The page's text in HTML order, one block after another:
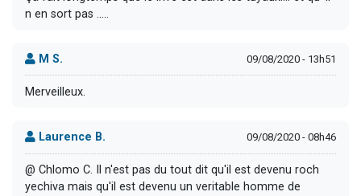
n en sort pas .....
M S. 09/08/2020 - 13h51
Merveilleux.
Laurence B. 09/08/2020 - 08h46
@ Chlomo C. Il n'est pas du tout dit qu'il est devenu roch
yechiva mais qu'il est devenu un veritable homme de